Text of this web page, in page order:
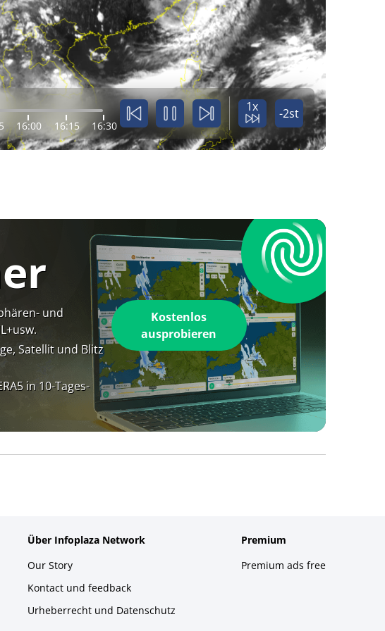
16:00 16:15 16:30
1x -2st
und
Satellit und Blitz
in 10-Tages-
Kostenlos
ausprobieren
Über Infoplaza Network
Our Story
Kontact und feedback
Urheberrecht und Datenschutz
Premium
Premium ads free